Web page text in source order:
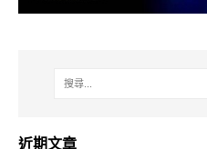
近期文章